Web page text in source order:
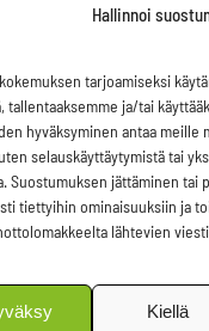
Hallinnoi
tarjoamiseksi
tallentaaksemme ja/tai
hyväksyminen antaa meille
selauskäyttäytymistä tai
Suostumuksen jättäminen tai
tiettyihin ominaisuuksiin ja
lähtevien
Kiellä